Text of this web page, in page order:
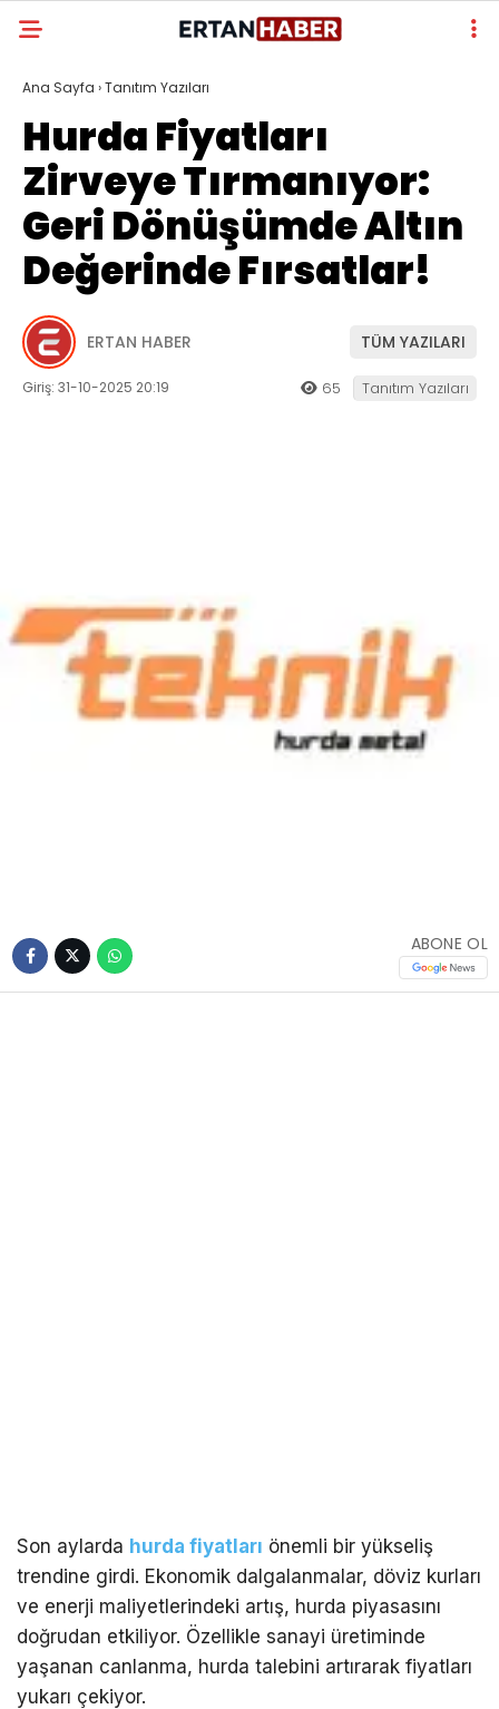
Ana Sayfa ›Tanıtım Yazıları
Hurda Fiyatları
Zirveye Tırmanıyor:
Geri Dönüşümde Altın
Değerinde Fırsatlar!
ERTAN HABER TÜM YAZILARI
Giriş: 31-10-2025 20:19 65 Tanıtım Yazıları
ABONE OL
Son aylarda hurda fiyatları önemli bir yükseliş
trendine girdi. Ekonomik dalgalanmalar, döviz kurları
ve enerji maliyetlerindeki artış, hurda piyasasını
doğrudan etkiliyor. Özellikle sanayi üretiminde
yaşanan canlanma, hurda talebini artırarak fiyatları
yukarı çekiyor.